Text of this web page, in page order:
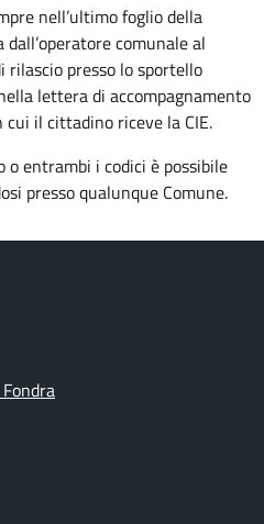
nell’ultimo foglio della
comunale al
presso lo sportello
lettera di accompagnamento
il cittadino riceve la CIE.
entrambi i codici è possibile
presso qualunque Comune.